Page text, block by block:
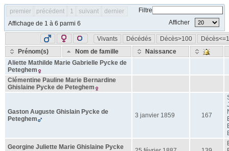
premier précédent 1 suivant dernier
Filtre
Affichage de 1 à 6 parmi 6
Afficher
Vivants Décédés Décès>100
Prénom(s)
Nom de famille Naissance
Aliette Mathilde Marie Gabrielle Pycke de
Peteghem
Clémentine Pauline Marie Bernardine
Ghislaine Pycke de Peteghem
Gaston Auguste Ghislain Pycke de
Peteghem
3 janvier 1859 167
Georgine Juliette Marie Ghislaine Pycke